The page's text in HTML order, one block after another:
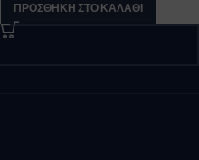
ΠΡΟΣΘΉΚΗ ΣΤΟ ΚΑΛΆΘΙ